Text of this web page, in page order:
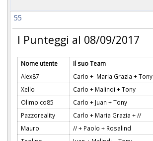
55
I Punteggi al 08/09/2017
Nome utente Il suo Team
Alex87
Carlo + Maria Grazia + Tony
Xello
Carlo + Malindi + Tony
Olimpico85
Carlo + Juan + Tony
Pazzoreality
Carlo + Maria Grazia + //
Mauro
// + Paolo + Rosalind